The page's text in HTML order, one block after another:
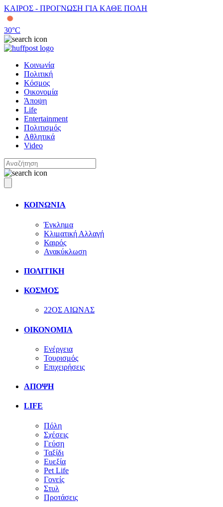
ΚΑΙΡΟΣ - ΠΡΟΓΝΩΣΗ ΓΙΑ ΚΑΘΕ ΠΟΛΗ
30°C
Κοινωνία
Πολιτική
Κόσμος
Οικονομία
Άποψη
Life
Entertainment
Πολιτισμός
Αθλητικά
Video
ΚΟΙΝΩΝΙΑ
Έγκλημα
Κλιματική Αλλαγή
Καιρός
Ανακύκλωση
ΠΟΛΙΤΙΚΗ
ΚΟΣΜΟΣ
22ΟΣ ΑΙΩΝΑΣ
ΟΙΚΟΝΟΜΙΑ
Ενέργεια
Τουρισμός
Επιχειρήσεις
ΑΠΟΨΗ
LIFE
Πόλη
Σχέσεις
Γεύση
Ταξίδι
Ευεξία
Pet Life
Γονείς
Στυλ
Προτάσεις